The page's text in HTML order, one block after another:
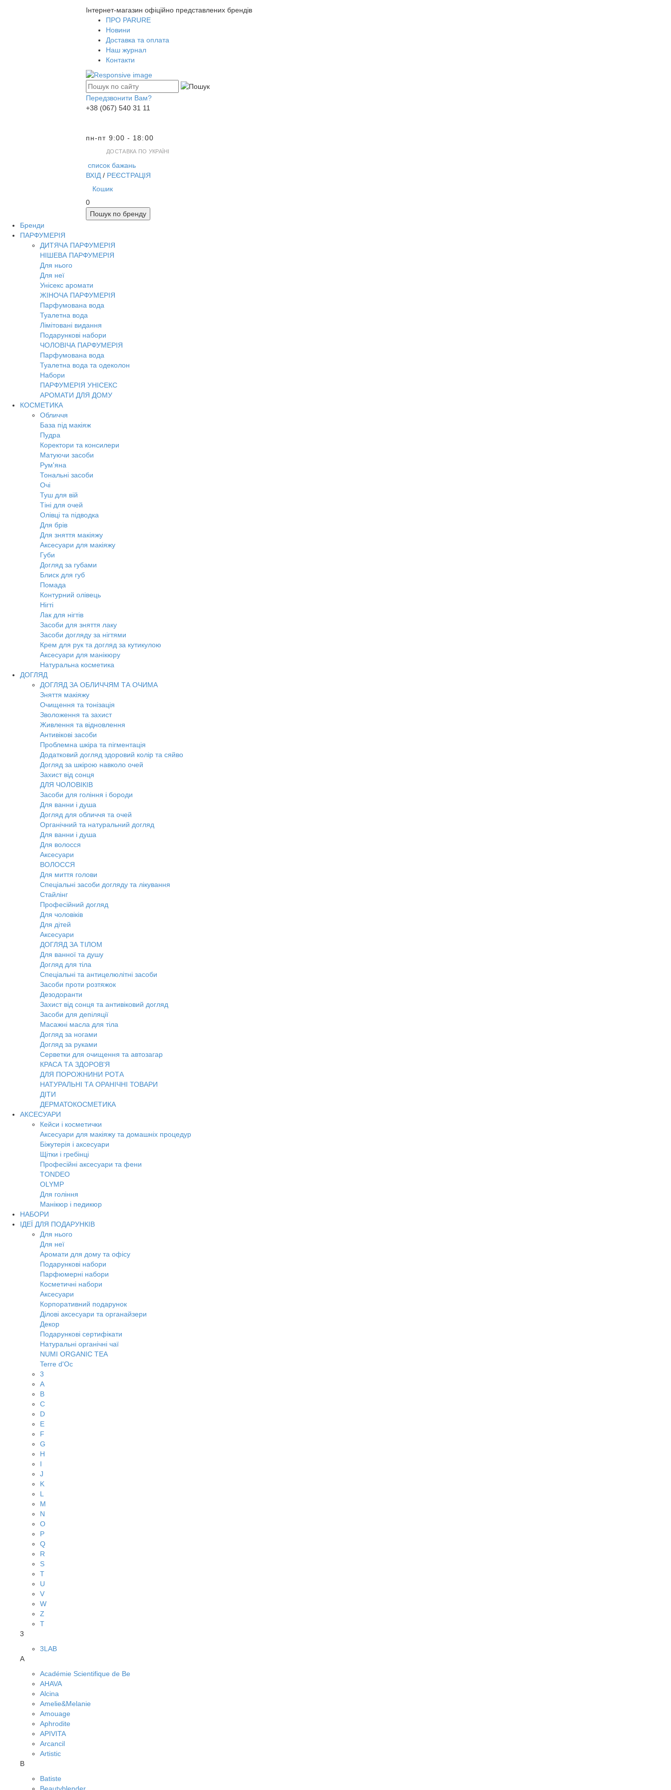
Інтернет-магазин офіційно представлених брендів
ПРО PARURE
Новини
Доставка та оплата
Наш журнал
Контакти
Передзвонити Вам?
+38 (067) 540 31 11
пн-пт 9:00 - 18:00
ДОСТАВКА ПО УКРАЇНІ
список бажань
ВХІД / РЕЄСТРАЦІЯ
Кошик
0
Пошук по бренду
Бренди
ПАРФУМЕРІЯ
ДИТЯЧА ПАРФУМЕРІЯ
НІШЕВА ПАРФУМЕРІЯ
Для нього
Для неї
Унісекс аромати
ЖІНОЧА ПАРФУМЕРІЯ
Парфумована вода
Туалетна вода
Лімітовані видання
Подарункові набори
ЧОЛОВІЧА ПАРФУМЕРІЯ
Парфумована вода
Туалетна вода та одеколон
Набори
ПАРФУМЕРІЯ УНІСЕКС
АРОМАТИ ДЛЯ ДОМУ
КОСМЕТИКА
Обличчя
База під макіяж
Пудра
Коректори та консилери
Матуючи засоби
Рум'яна
Тональні засоби
Очі
Туш для вій
Тіні для очей
Олівці та підводка
Для брів
Для зняття макіяжу
Аксесуари для макіяжу
Губи
Догляд за губами
Блиск для губ
Помада
Контурний олівець
Нігті
Лак для нігтів
Засоби для зняття лаку
Засоби догляду за нігтями
Крем для рук та догляд за кутикулою
Аксесуари для манікюру
Натуральна косметика
ДОГЛЯД
ДОГЛЯД ЗА ОБЛИЧЧЯМ ТА ОЧИМА
Зняття макіяжу
Очищення та тонізація
Зволоження та захист
Живлення та відновлення
Антивікові засоби
Проблемна шкіра та пігментація
Додатковий догляд здоровий колір та сяйво
Догляд за шкірою навколо очей
Захист від сонця
ДЛЯ ЧОЛОВІКІВ
Засоби для гоління і бороди
Для ванни і душа
Догляд для обличчя та очей
Органічний та натуральний догляд
Для ванни і душа
Для волосся
Аксесуари
ВОЛОССЯ
Для миття голови
Спеціальні засоби догляду та лікування
Стайлінг
Професійний догляд
Для чоловіків
Для дітей
Аксесуари
ДОГЛЯД ЗА ТІЛОМ
Для ванної та душу
Догляд для тіла
Спеціальні та антицелюлітні засоби
Засоби проти розтяжок
Дезодоранти
Захист від сонця та антивіковий догляд
Засоби для депіляції
Масажні масла для тіла
Догляд за ногами
Догляд за руками
Серветки для очищення та автозагар
КРАСА ТА ЗДОРОВ'Я
ДЛЯ ПОРОЖНИНИ РОТА
НАТУРАЛЬНІ ТА ОРАНІЧНІ ТОВАРИ
ДІТИ
ДЕРМАТОКОСМЕТИКА
АКСЕСУАРИ
Кейси і косметички
Аксесуари для макіяжу та домашніх процедур
Біжутерія і аксесуари
Щітки і гребінці
Професійні аксесуари та фени
TONDEO
OLYMP
Для гоління
Манікюр і педикюр
НАБОРИ
ІДЕЇ ДЛЯ ПОДАРУНКІВ
Для нього
Для неї
Аромати для дому та офісу
Подарункові набори
Парфюмерні набори
Косметичні набори
Аксесуари
Корпоративний подарунок
Ділові аксесуари та органайзери
Декор
Подарункові сертифікати
Натуральні органічні чаї
NUMI ORGANIC TEA
Terre d'Oc
3
A
B
C
D
E
F
G
H
I
J
K
L
M
N
O
P
Q
R
S
T
U
V
W
Z
Т
3
3LAB
A
Académie Scientifique de Be
AHAVA
Alcina
Amelie&Melanie
Amouage
Aphrodite
APIVITA
Arcancil
Artistic
B
Batiste